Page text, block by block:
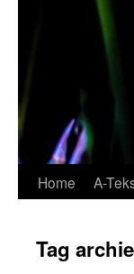
Ga
de
Home A-
Tag